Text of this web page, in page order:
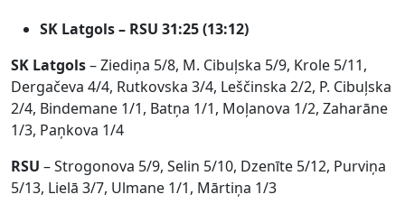
SK Latgols – RSU 31:25 (13:12)
SK Latgols– Ziediņa 5/8, M. Cibuļska 5/9, Krole 5/11,
Dergačeva 4/4, Rutkovska 3/4, Leščinska 2/2, P. Cibuļska
2/4, Bindemane 1/1, Batņa 1/1, Moļanova 1/2, Zaharāne
1/3, Paņkova 1/4
RSU – Strogonova 5/9, Selin 5/10, Dzenīte 5/12, Purviņa
5/13, Lielā 3/7, Ulmane 1/1, Mārtiņa 1/3